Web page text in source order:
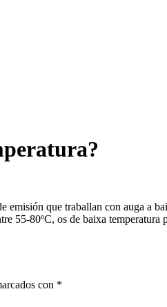
emisión que traballan con auga a
55-80ºC, os de baixa
con *